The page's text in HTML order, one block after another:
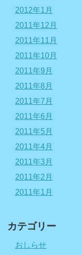
2012年1月
2011年12月
2011年11月
2011年10月
2011年9月
2011年8月
2011年7月
2011年6月
2011年5月
2011年4月
2011年3月
2011年2月
2011年1月
カテゴリー
おしらせ